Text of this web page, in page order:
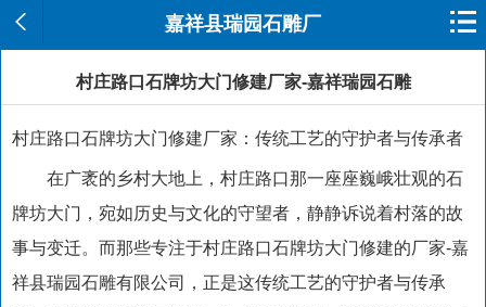
嘉祥县瑞园石雕厂
村庄路口石牌坊大门修建厂家-嘉祥瑞园石雕
村庄路口石牌坊大门修建厂家：传统工艺的守护者与传承者
在广袤的乡村大地上，村庄路口那一座座巍峨壮观的石
牌坊大门，宛如历史与文化的守望者，静静诉说着村落的故
事与变迁。而那些专注于村庄路口石牌坊大门修建的厂家-嘉
祥县瑞园石雕有限公司，正是这传统工艺的守护者与传承